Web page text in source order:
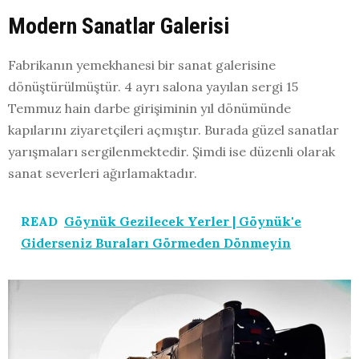
Modern Sanatlar Galerisi
Fabrikanın yemekhanesi bir sanat galerisine
dönüştürülmüştür. 4 ayrı salona yayılan sergi 15
Temmuz hain darbe girişiminin yıl dönümünde
kapılarını ziyaretçileri açmıştır. Burada güzel sanatlar
yarışmaları sergilenmektedir. Şimdi ise düzenli olarak
sanat severleri ağırlamaktadır.
READ Göynük Gezilecek Yerler | Göynük'e
Giderseniz Buraları Görmeden Dönmeyin